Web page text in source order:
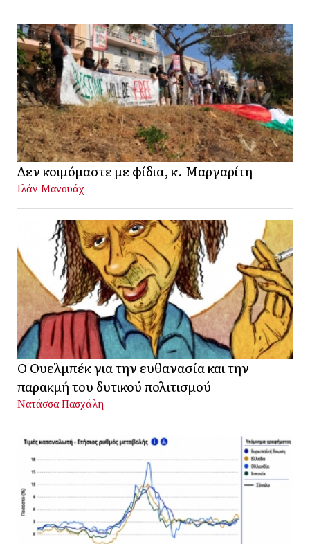
Δεν κοιμόμαστε με φίδια, κ. Μαργαρίτη
Ιλάν Μανουάχ
Ο Ουελμπέκ για την ευθανασία και την
παρακμή του δυτικού πολιτισμού
Νατάσσα Πασχάλη